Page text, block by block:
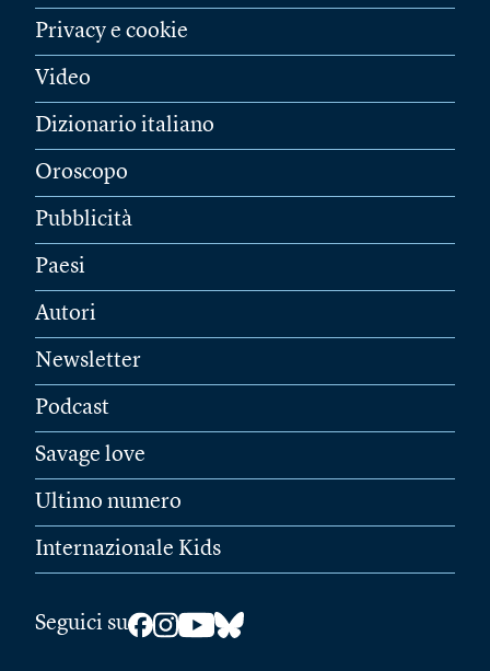
Privacy e cookie
Video
Dizionario italiano
Oroscopo
Pubblicità
Paesi
Autori
Newsletter
Podcast
Savage love
Ultimo numero
Internazionale Kids
Seguici su